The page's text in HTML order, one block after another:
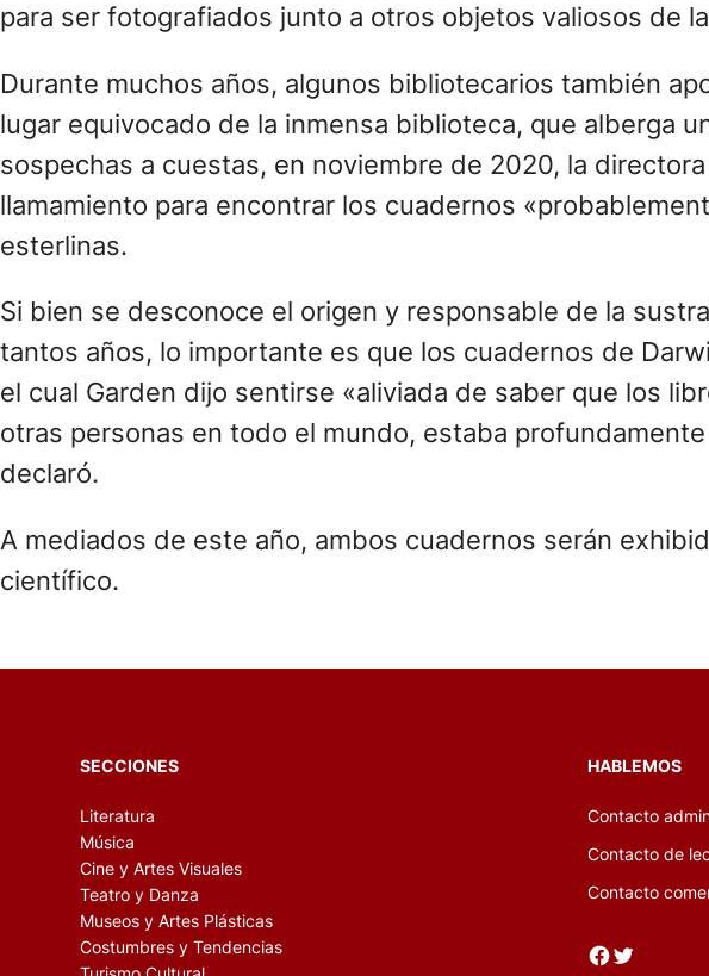
para ser fotografiados junto a otros objetos valiosos de
Durante muchos años, algunos bibliotecarios también
lugar equivocado de la inmensa biblioteca, que alberga
sospechas a cuestas, en noviembre de 2020, la
llamamiento para encontrar los cuadernos
esterlinas.
Si bien se desconoce el origen y responsable de la
tantos años, lo importante es que los cuadernos de
el cual Garden dijo sentirse «aliviada de saber que los
otras personas en todo el mundo, estaba
declaró.
A mediados de este año, ambos cuadernos serán
científico.
SECCIONES
Literatura
Música
Cine y Artes Visuales
Teatro y Danza
Museos y Artes Plásticas
Costumbres y Tendencias
HABLEMOS
Contacto
Contacto de
Contacto
Facebook Twitter